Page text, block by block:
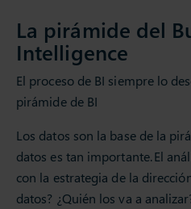
La pirámide del
Intelligence
El proceso de BI siempre lo
pirámide de BI
Los datos son la base de la
datos es tan importante. ​El
con la estrategia de la
datos? ¿Quién los va a